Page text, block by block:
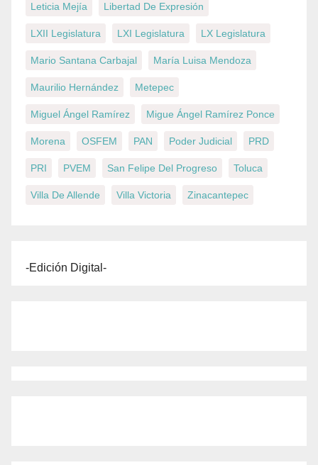
Leticia Mejía Libertad De Expresión
LXII Legislatura LXI Legislatura LX Legislatura
Mario Santana Carbajal María Luisa Mendoza
Maurilio Hernández Metepec
Miguel Ángel Ramírez Migue Ángel Ramírez Ponce
Morena OSFEM PAN Poder Judicial PRD
PRI PVEM San Felipe Del Progreso Toluca
Villa De Allende Villa Victoria Zinacantepec
-Edición Digital-